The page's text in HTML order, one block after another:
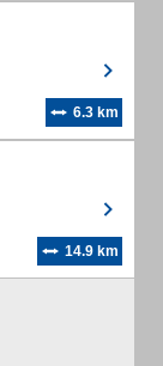
6.3 km
14.9 km